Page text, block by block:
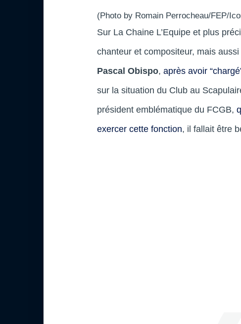
(Photo by Romain Perrocheau/FEP/
Sur La Chaine L’Equipe et plus
chanteur et compositeur, mais
Pascal Obispo, après avoir
sur la situation du Club au
président emblématique du FCGB,
exercer cette fonction, il fallait être